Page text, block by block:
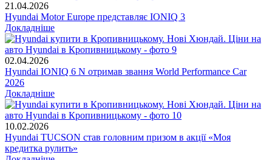
21.04.2026
Hyundai Motor Europe представляє IONIQ 3
Докладніше
02.04.2026
Hyundai IONIQ 6 N отримав звання World Performance Car
2026
Докладніше
10.02.2026
Hyundai TUCSON став головним призом в акції «Моя
кредитка рулить»